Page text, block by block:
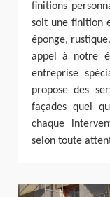
finitions
soit une finition
éponge,
appel à notre
entreprise
propose des
façades quel
chaque
selon toute